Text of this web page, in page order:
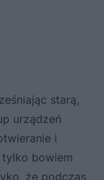
starą,
urządzeń
i
bowiem
że podczas